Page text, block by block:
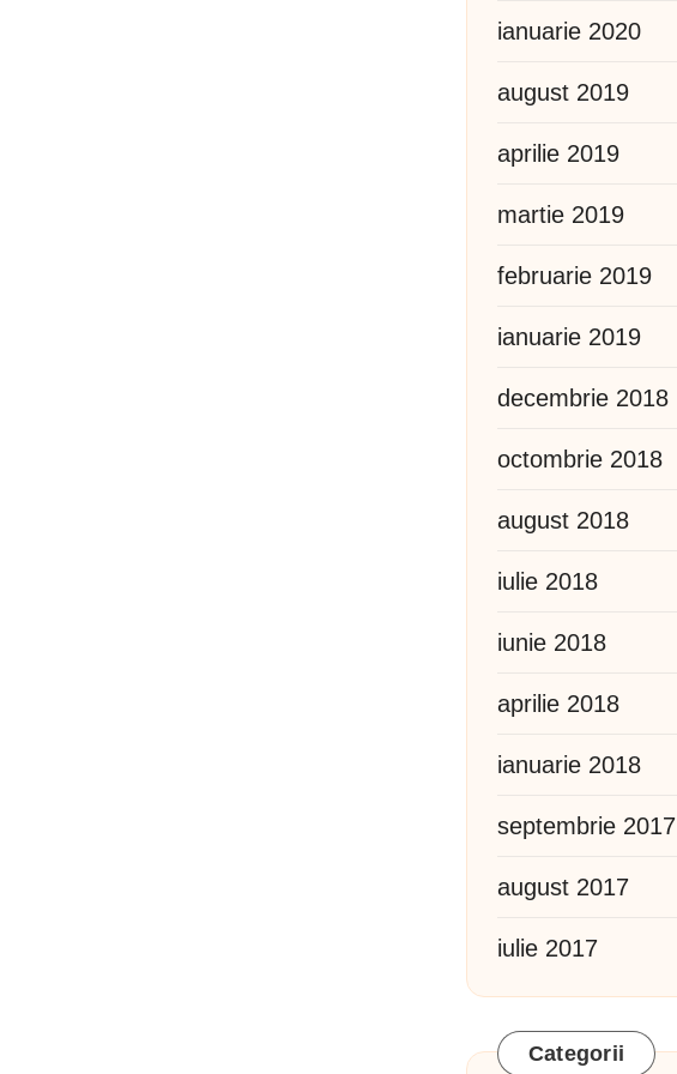
ianuarie 2020
august 2019
aprilie 2019
martie 2019
februarie 2019
ianuarie 2019
decembrie 2018
octombrie 2018
august 2018
iulie 2018
iunie 2018
aprilie 2018
ianuarie 2018
septembrie 2017
august 2017
iulie 2017
Categorii